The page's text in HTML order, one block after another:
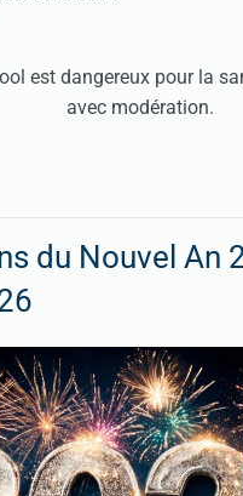
est dangereux pour la
avec modération.
du Nouvel An